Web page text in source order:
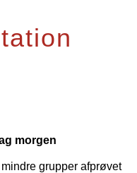
morgen
grupper afprøvet